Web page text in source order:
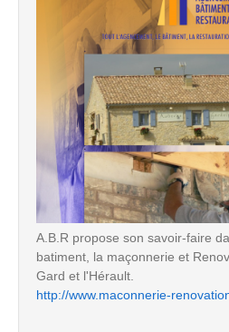
A.B.R propose son savoir-faire
batiment, la maçonnerie et
Gard et l'Hérault.
http://www.maconnerie-